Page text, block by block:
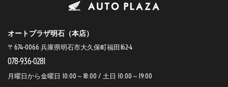
オートプラザ明石（本店）
〒674-0066 兵庫県明石市大久保町福田162-4
078-936-0281
月曜日から金曜日 10:00～18:00 / 土日 10:00～19:00